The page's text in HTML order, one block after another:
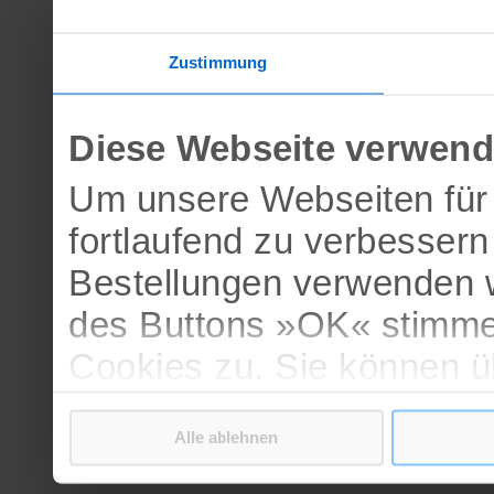
Zustimmung
Diese Webseite
Um unsere Webseiten
fortlaufend zu
Bestellungen
des Buttons »OK«
Cookies zu. Sie können
verschiedenen Cookies
bestätigen.
Alle ablehnen